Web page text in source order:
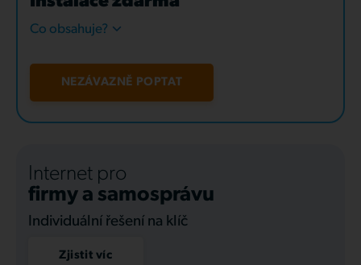
Co obsahuje?
NEZÁVAZNĚ POPTAT
Internet pro
firmy a samosprávu
Individuální řešení na klíč
Zjistit víc